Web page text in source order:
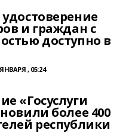
и граждан с
доступно в
, 05:24
«Госуслуги
более 400
республики